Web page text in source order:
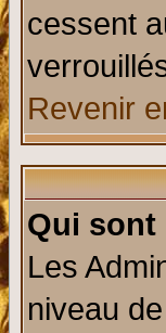
cessent
Revenir
Qui sont
Les
niveau